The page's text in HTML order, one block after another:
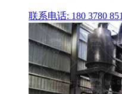
联系电话: 180 3780